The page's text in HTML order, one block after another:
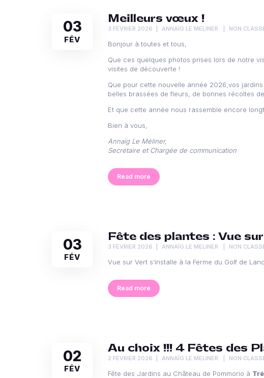
03
FÉV
Meilleurs vœux !
3 FÉVRIER 2026 ANNAÏG LE MELINER NON
Bonjour à toutes et tous,
Que ces quelques photos prises lors de notre
visites de découverte !
Que pour cette nouvelle année 2026,vos
belles brassées de fleurs, de bonnes récoltes
Et que cette année nous rassemble encore
Bien à vous,
Annaïg Le Méliner,
Secrétaire et Chargée de communication
Read more
03
FÉV
Fête des plantes : Vue
3 FÉVRIER 2026 ANNAÏG LE MELINER NON
Vue sur Vert s’installe à la Ferme du Golf de
Read more
02
FÉV
Au choix !!! 4 Fêtes des
2 FÉVRIER 2026 ANNAÏG LE MELINER NON
Fête des Jardins au Château de Pommorio à